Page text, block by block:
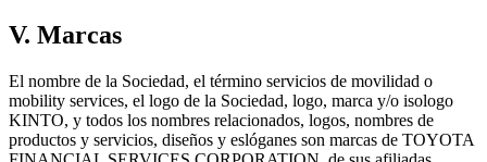
V. Marcas
El nombre de la Sociedad, el término servicios de movilidad o
mobility services, el logo de la Sociedad, logo, marca y/o isologo
KINTO, y todos los nombres relacionados, logos, nombres de
productos y servicios, diseños y eslóganes son marcas de TOYOTA